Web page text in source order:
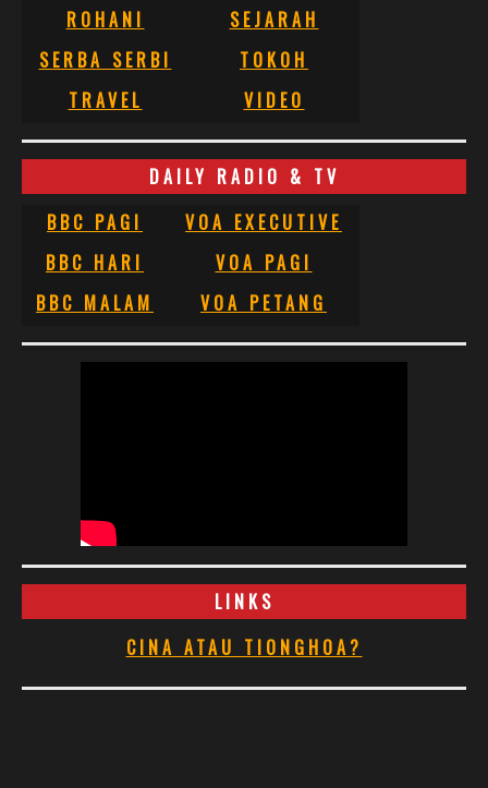
ROHANI
SEJARAH
SERBA SERBI
TOKOH
TRAVEL
VIDEO
DAILY RADIO & TV
BBC PAGI
VOA EXECUTIVE
BBC HARI
VOA PAGI
BBC MALAM
VOA PETANG
LINKS
CINA ATAU TIONGHOA?